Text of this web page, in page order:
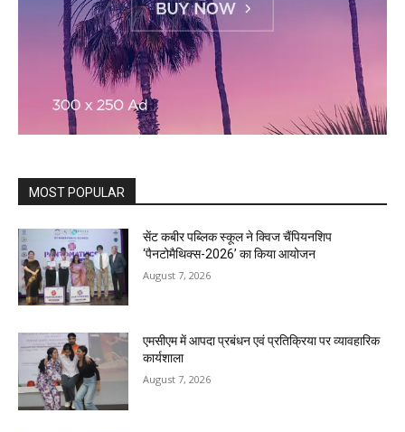
MOST POPULAR
सेंट कबीर पब्लिक स्कूल ने क्विज चैंपियनशिप
‘पैनटोमैथिक्स-2026’ का किया आयोजन
August 7, 2026
एमसीएम में आपदा प्रबंधन एवं प्रतिक्रिया पर व्यावहारिक
कार्यशाला
August 7, 2026